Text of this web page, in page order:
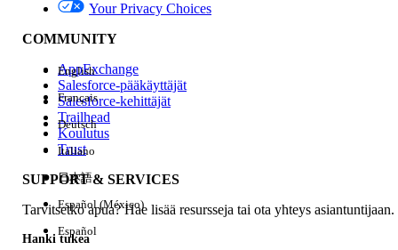
Edition
Kokemus
Tyhjennä kaikki Valmis
Your Privacy Choices
COMMUNITY
AppExchange
Salesforce-pääkäyttäjät
Salesforce-kehittäjät
Trailhead
Koulutus
Trust
SUPPORT & SERVICES
Tarvitsetko apua? Hae lisää resursseja tai ota yhteys asiantuntijaan.
Hanki tukea
English
Français
Deutsch
Italiano
日本語
Español (México)
Español